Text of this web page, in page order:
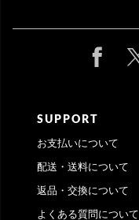
SUPPORT
お支払いについて
配送・送料について
返品・交換について
よくある質問について